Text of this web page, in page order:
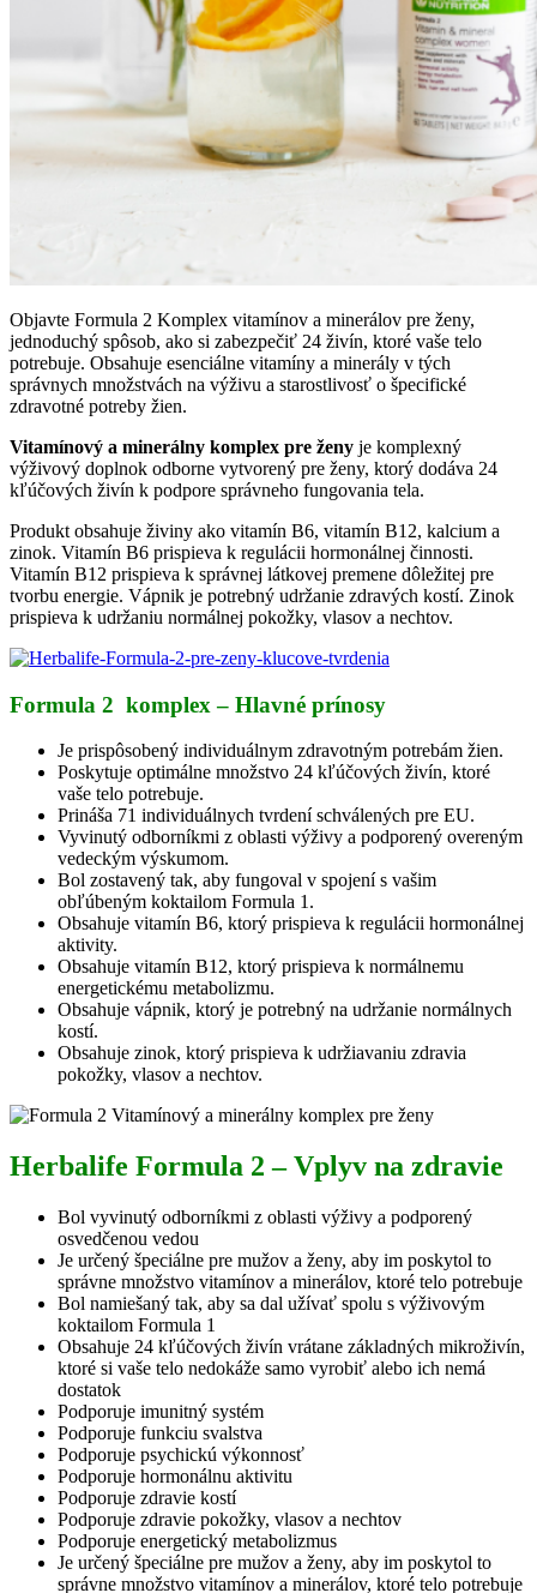
Objavte Formula 2 Komplex vitamínov a minerálov pre ženy,
jednoduchý spôsob, ako si zabezpečiť 24 živín, ktoré vaše telo
potrebuje. Obsahuje esenciálne vitamíny a minerály v tých
správnych množstvách na výživu a starostlivosť o špecifické
zdravotné potreby žien.
Vitamínový a minerálny komplex pre ženy je komplexný
výživový doplnok odborne vytvorený pre ženy, ktorý dodáva 24
kľúčových živín k podpore správneho fungovania tela.
Produkt obsahuje živiny ako vitamín B6, vitamín B12, kalcium a
zinok. Vitamín B6 prispieva k regulácii hormonálnej činnosti.
Vitamín B12 prispieva k správnej látkovej premene dôležitej pre
tvorbu energie. Vápnik je potrebný udržanie zdravých kostí. Zinok
prispieva k udržaniu normálnej pokožky, vlasov a nechtov.
Formula 2 komplex – Hlavné prínosy
Je prispôsobený individuálnym zdravotným potrebám žien.
Poskytuje optimálne množstvo 24 kľúčových živín, ktoré
vaše telo potrebuje.
Prináša 71 individuálnych tvrdení schválených pre EU.
Vyvinutý odborníkmi z oblasti výživy a podporený overeným
vedeckým výskumom.
Bol zostavený tak, aby fungoval v spojení s vašim
obľúbeným koktailom Formula 1.
Obsahuje vitamín B6, ktorý prispieva k regulácii hormonálnej
aktivity.
Obsahuje vitamín B12, ktorý prispieva k normálnemu
energetickému metabolizmu.
Obsahuje vápnik, ktorý je potrebný na udržanie normálnych
kostí.
Obsahuje zinok, ktorý prispieva k udržiavaniu zdravia
pokožky, vlasov a nechtov.
Herbalife Formula 2 – Vplyv na zdravie
Bol vyvinutý odborníkmi z oblasti výživy a podporený
osvedčenou vedou
Je určený špeciálne pre mužov a ženy, aby im poskytol to
správne množstvo vitamínov a minerálov, ktoré telo potrebuje
Bol namiešaný tak, aby sa dal užívať spolu s výživovým
koktailom Formula 1
Obsahuje 24 kľúčových živín vrátane základných mikroživín,
ktoré si vaše telo nedokáže samo vyrobiť alebo ich nemá
dostatok
Podporuje imunitný systém
Podporuje funkciu svalstva
Podporuje psychickú výkonnosť
Podporuje hormonálnu aktivitu
Podporuje zdravie kostí
Podporuje zdravie pokožky, vlasov a nechtov
Podporuje energetický metabolizmus
Je určený špeciálne pre mužov a ženy, aby im poskytol to
správne množstvo vitamínov a minerálov, ktoré telo potrebuje